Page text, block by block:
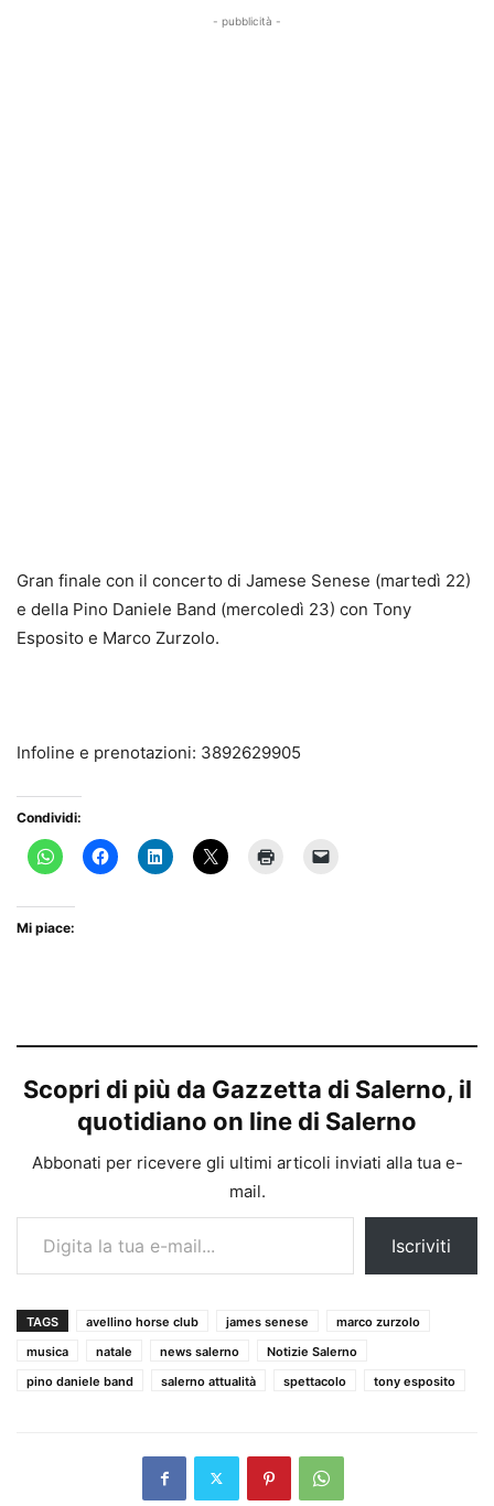
- pubblicità -
Gran finale con il concerto di Jamese Senese (martedì 22)
e della Pino Daniele Band (mercoledì 23) con Tony
Esposito e Marco Zurzolo.
Infoline e prenotazioni: 3892629905
Condividi:
Mi piace:
Scopri di più da Gazzetta di Salerno, il
quotidiano on line di Salerno
Abbonati per ricevere gli ultimi articoli inviati alla tua e-
mail.
Digita la tua e-mail...
Iscriviti
TAGS avellino horse club james senese
marco zurzolo
musica
natale news salerno
Notizie Salerno
pino daniele band
salerno attualità spettacolo tony esposito